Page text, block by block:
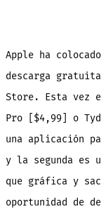
Apple ha
descarga
Store. Esta vez
Pro [$4,99] o
una aplicación
y la segunda es
que gráfica y
oportunidad de